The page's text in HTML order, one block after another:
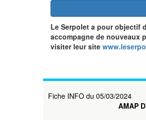
Le Serpolet a pour objectif
accompagne de nouveaux
visiter leur site
Fiche INFO du 05/03/2024
AMAP